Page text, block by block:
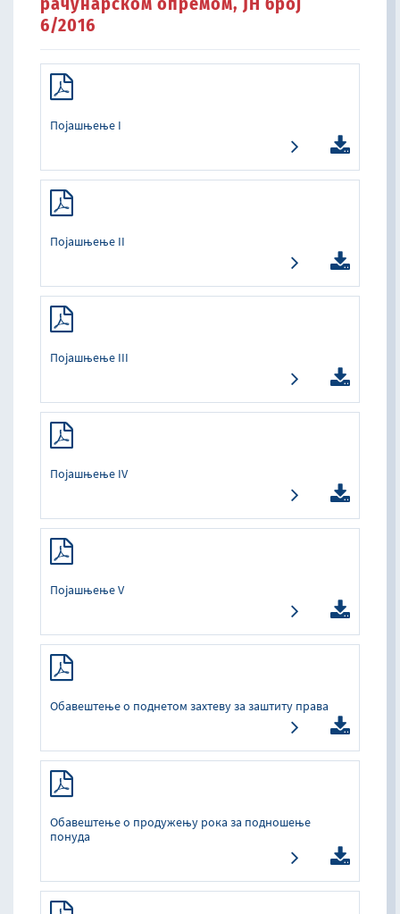
6/2016
Појашњење I
Појашњење II
Појашњење III
Појашњење IV
Појашњење V
Oбaвeштeњe o пoднeтoм зaхтeву зa зaштиту прaвa
Обавештење о продужењу рока за подношење
понуда